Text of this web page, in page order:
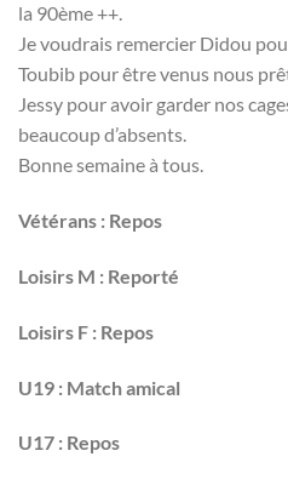
la 90ème ++.
Je voudrais remercier Didou
Toubib pour être venus nous
Jessy pour avoir garder nos
beaucoup d’absents.
Bonne semaine à tous.
Vétérans : Repos
Loisirs M : Reporté
Loisirs F : Repos
U19 : Match amical
U17 : Repos